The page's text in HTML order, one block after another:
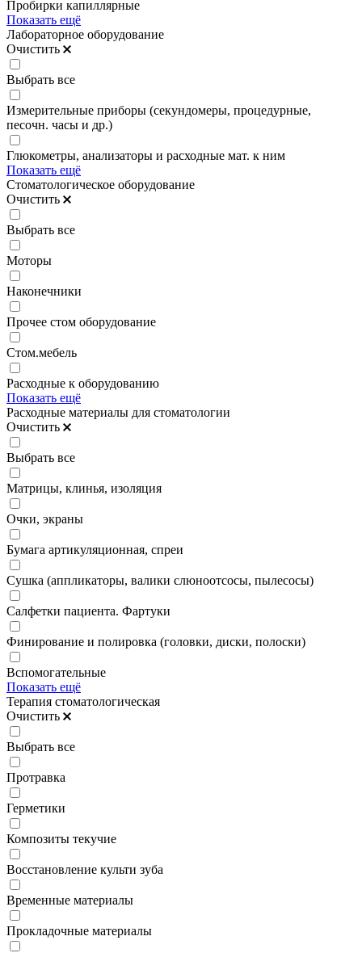
Пробирки капиллярные
Показать ещё
Лабораторное оборудование
Очистить
Выбрать все
Измерительные приборы (секундомеры, процедурные,
песочн. часы и др.)
Глюкометры, анализаторы и расходные мат. к ним
Показать ещё
Стоматологическое оборудование
Очистить
Выбрать все
Моторы
Наконечники
Прочее стом оборудование
Стом.мебель
Расходные к оборудованию
Показать ещё
Расходные материалы для стоматологии
Очистить
Выбрать все
Матрицы, клинья, изоляция
Очки, экраны
Бумага артикуляционная, спреи
Сушка (аппликаторы, валики слюноотсосы, пылесосы)
Салфетки пациента. Фартуки
Финирование и полировка (головки, диски, полоски)
Вспомогательные
Показать ещё
Терапия стоматологическая
Очистить
Выбрать все
Протравка
Герметики
Композиты текучие
Восстановление культи зуба
Временные материалы
Прокладочные материалы